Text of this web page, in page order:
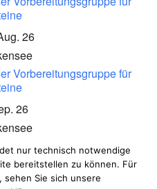
26
Vorbereitungsgruppe für
26
nur technisch notwendige
bereitstellen zu können. Für
Sie sich unsere